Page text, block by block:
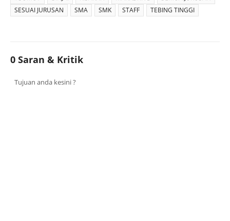
SESUAI JURUSAN
SMA SMK STAFF TEBING TINGGI
0 Saran & Kritik
Tujuan anda kesini ?